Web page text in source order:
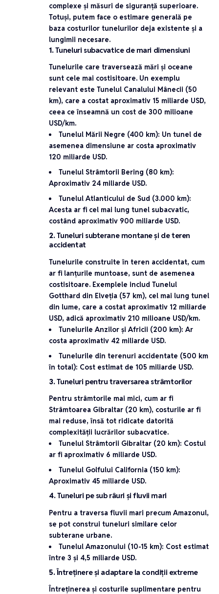
complexe și măsuri de siguranță superioare.
Totuși, putem face o estimare generală pe
baza costurilor tunelurilor deja existente și a
lungimii necesare.
1.Tuneluri subacvatice de mari dimensiuni
Tunelurile care traversează mări și oceane
sunt cele mai costisitoare. Un exemplu
relevant este Tunelul Canalului Mânecii (50
km), care a costat aproximativ 15 miliarde USD,
ceea ce înseamnă un cost de 300 milioane
USD/km.
Tunelul Mării Negre (400 km): Un tunel de
asemenea dimensiune ar costa aproximativ
120 miliarde USD.
Tunelul Strâmtorii Bering (80 km):
Aproximativ 24 miliarde USD.
Tunelul Atlanticului de Sud (3.000 km):
Acesta ar fi cel mai lung tunel subacvatic,
costând aproximativ 900 miliarde USD.
2.Tuneluri subterane montane și de teren
accidentat
Tunelurile construite în teren accidentat, cum
ar fi lanțurile muntoase, sunt de asemenea
costisitoare. Exemplele includ Tunelul
Gotthard din Elveția (57 km), cel mai lung tunel
din lume, care a costat aproximativ 12 miliarde
USD, adică aproximativ 210 milioane USD/km.
Tunelurile Anzilor și Africii (200 km): Ar
costa aproximativ 42 miliarde USD.
Tunelurile din terenuri accidentate (500 km
în total): Cost estimat de 105 miliarde USD.
3.Tuneluri pentru traversarea strâmtorilor
Pentru strâmtorile mai mici, cum ar fi
Strâmtoarea Gibraltar (20 km), costurile ar fi
mai reduse, însă tot ridicate datorită
complexității lucrărilor subacvatice.
Tunelul Strâmtorii Gibraltar (20 km): Costul
ar fi aproximativ 6 miliarde USD.
Tunelul Golfului California (150 km):
Aproximativ 45 miliarde USD.
4.Tuneluri pe sub râuri și fluvii mari
Pentru a traversa fluvii mari precum Amazonul,
se pot construi tuneluri similare celor
subterane urbane.
Tunelul Amazonului (10-15 km): Cost estimat
între 3 și 4,5 miliarde USD.
5.Întreținere și adaptare la condiții extreme
Întreținerea și costurile suplimentare pentru